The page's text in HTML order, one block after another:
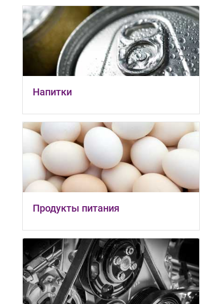
Напитки
Продукты питания